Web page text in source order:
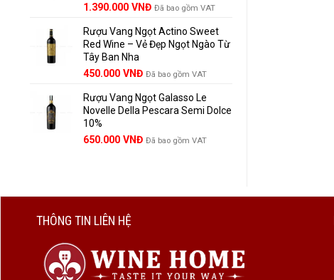
Giá
là:
1.529.000 VNĐ.
1.390.000 VNĐGiá
tại
là:
Đã bao gồm VAT
Rượu Vang Ngọt Actino Sweet
Red Wine – Vẻ Đẹp Ngọt Ngào Từ
Tây Ban Nha
450.000 VNĐ Đã bao gồm VAT
Rượu Vang Ngọt Galasso Le
Novelle Della Pescara Semi Dolce
10%
650.000 VNĐ Đã bao gồm VAT
THÔNG TIN LIÊN HỆ